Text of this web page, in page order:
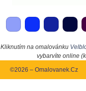
Kliknutím na omalovánku
vybarvíte online
©2026 – Omalovanek.Cz